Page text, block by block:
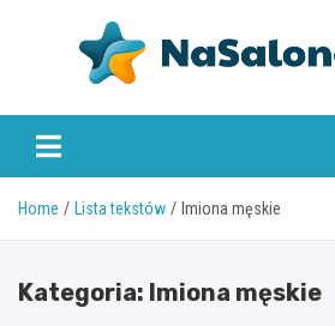
nasalonach.pl
Home Lista tekstów Imiona męskie
Kategoria: Imiona męskie